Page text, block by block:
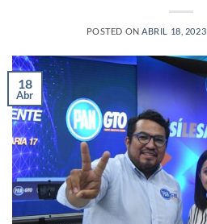
POSTED ON ABRIL 18, 2023
18
Abr